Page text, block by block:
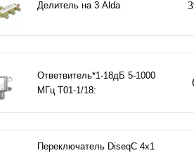
Делитель на 3 Alda
Ответвитель*1-18дБ 5-1000
МГц T01-1/18:
Переключатель DiseqC 4х1